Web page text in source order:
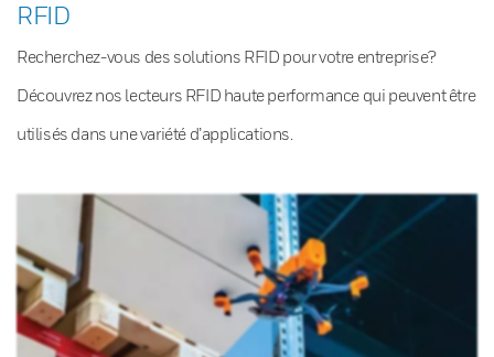
RFID
Recherchez-vous des solutions RFID pour votre entreprise?
Découvrez nos lecteurs RFID haute performance qui peuvent être
utilisés dans une variété d’applications.